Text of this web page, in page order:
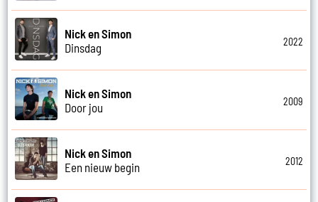
Nick en Simon
Dinsdag
2022
Nick en Simon
Door jou
2009
Nick en Simon
Een nieuw begin
2012